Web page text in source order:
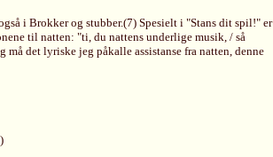
i Brokker og stubber.(7) Spesielt i "Stans dit spil!" er
til natten: "ti, du nattens underlige musik, / så
det lyriske jeg påkalle assistanse fra natten, denne